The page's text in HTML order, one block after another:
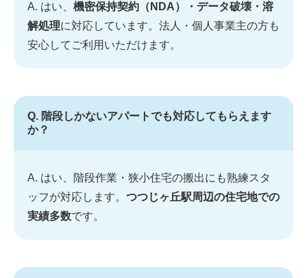
A. はい、 機密保持契約（NDA）・データ破壊・溶
解処理に対応しています。法人・個人事業主の方も
安心してご利用いただけます。
Q. 階段しかないアパートでも対応してもらえます
か？
A. はい、階段作業・狭小住宅の搬出にも熟練スタ
ッフが対応します。 つつじヶ丘駅周辺の住宅地での
実績多数です。